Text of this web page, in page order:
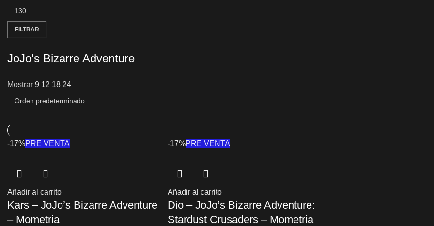
FILTRAR
JoJo's Bizarre Adventure
Mostrar 9 12 18 24
-17%PRE VENTA
Añadir al carrito
Kars – JoJo’s Bizarre Adventure
– Mometria
-17%PRE VENTA
Añadir al carrito
Dio – JoJo’s Bizarre Adventure:
Stardust Crusaders – Mometria